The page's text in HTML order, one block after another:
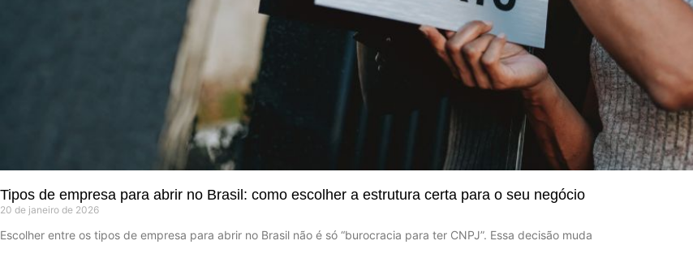
Tipos de empresa para abrir no Brasil: como escolher a estrutura certa para o seu negócio
20 de janeiro de 2026
Escolher entre os tipos de empresa para abrir no Brasil não é só “burocracia para ter CNPJ”. Essa decisão muda